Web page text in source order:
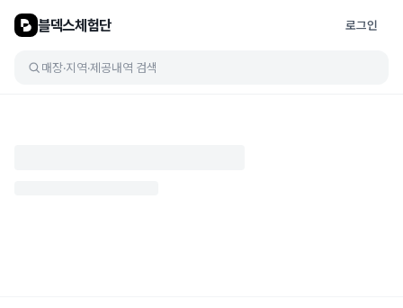
블덱스체험단 로그인
매장·지역·제공내역 검색